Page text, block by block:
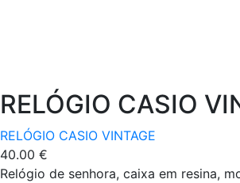
RELÓGIO CASIO
RELÓGIO CASIO VINTAGE
40.00 €
Relógio de senhora, caixa em resina,